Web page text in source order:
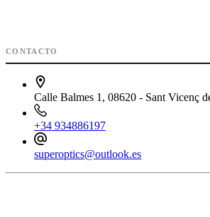
CONTACTO
Calle Balmes 1, 08620 - Sant Vicenç
+34 934886197
superoptics@outlook.es